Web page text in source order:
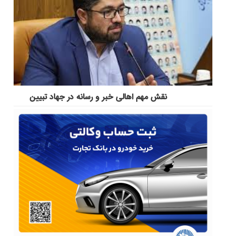
نقش مهم اهالی خبر و رسانه در جهاد تبیین